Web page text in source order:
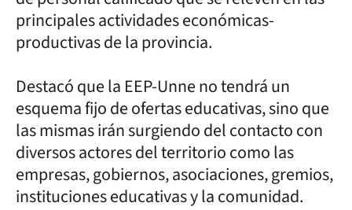
principales actividades económicas-
productivas de la provincia.
Destacó que la EEP-Unne no tendrá un
esquema fijo de ofertas educativas, sino que
las mismas irán surgiendo del contacto con
diversos actores del territorio como las
empresas, gobiernos, asociaciones, gremios,
instituciones educativas y la comunidad.